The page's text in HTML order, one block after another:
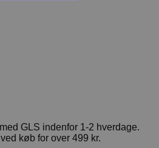
GLS indenfor 1-2 hverdage.
køb for over 499 kr.